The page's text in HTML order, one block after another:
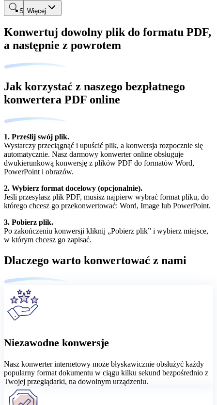
Więcej
Szukaj
Konwertuj dowolny plik do formatu PDF,
a następnie z powrotem
Jak korzystać z naszego bezpłatnego
konwertera PDF online
1. Prześlij swój plik.
Wystarczy przeciągnąć i upuścić plik, a konwersja rozpocznie się
automatycznie. Nasz darmowy konwerter online obsługuje
dwukierunkową konwersję z plików PDF do formatów Word,
PowerPoint i obrazów.
2. Wybierz format docelowy (opcjonalnie).
Jeśli przesyłasz plik PDF, musisz najpierw wybrać format pliku, do
którego chcesz go przekonwertować: Word, Image lub PowerPoint.
3. Pobierz plik.
Po zakończeniu konwersji kliknij „Pobierz plik” i wybierz miejsce,
w którym chcesz go zapisać.
Dlaczego warto konwertować z nami
Niezawodne konwersje
Nasz konwerter internetowy może błyskawicznie obsłużyć każdy
popularny format dokumentu w ciągu kilku sekund bezpośrednio z
Twojej przeglądarki, na dowolnym urządzeniu.